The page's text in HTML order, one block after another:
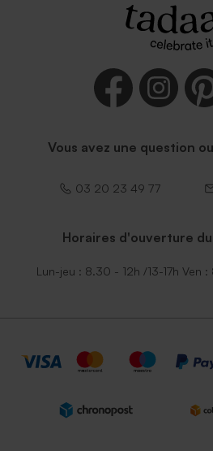
Vous avez une question
03 20 23 49 77
Horaires d'ouverture
Lun-jeu : 8.30 - 12h /13-17h Ven